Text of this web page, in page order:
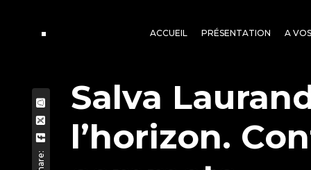
ACCUEIL PRÉSENTATION A
Salva
l’horizon.
Share: